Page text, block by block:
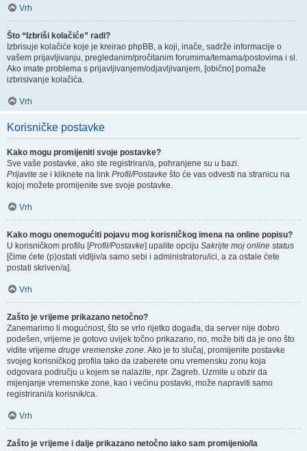
Vrh
Što “Izbriši kolačiće” radi?
Izbrisuje kolačiće koje je kreirao phpBB, a koji, inače, sadrže informacije o
vašem prijavljivanju, pregledanim/pročitanim forumima/temama/postovima i sl.
Ako imate problema s prijavljivanjem/odjavljivanjem, [obično] pomaže
izbrisivanje kolačića.
Vrh
Korisničke postavke
Kako mogu promijeniti svoje postavke?
Sve vaše postavke, ako ste registriran/a, pohranjene su u bazi.
Prijavite se i kliknete na link Profil/Postavke što će vas odvesti na stranicu na
kojoj možete promijenite sve svoje postavke.
Vrh
Kako mogu onemogućiti pojavu mog korisničkog imena na online popisu?
U korisničkom profilu [Profil/Postavke] upalite opciju Sakrijte moj online status
[čime ćete (p)ostati vidljiv/a samo sebi i administratoru/ici, a za ostale ćete
postati skriven/a].
Vrh
Zašto je vrijeme prikazano netočno?
Zanemarimo li mogućnost, što se vrlo rijetko događa, da server nije dobro
podešen, vrijeme je gotovo uvijek točno prikazano, no, može biti da je ono što
vidite vrijeme druge vremenske zone. Ako je to slučaj, promijenite postavke
svojeg korisničkog profila tako da izaberete onu vremensku zonu koja
odgovara području u kojem se nalazite, npr. Zagreb. Uzmite u obzir da
mijenjanje vremenske zone, kao i većinu postavki, može napraviti samo
registrirani/a korisnik/ca.
Vrh
Zašto je vrijeme i dalje prikazano netočno iako sam promijenio/la